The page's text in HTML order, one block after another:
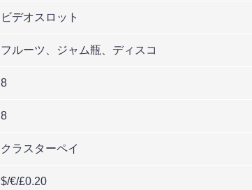
ビデオスロット
フルーツ、ジャム瓶、ディスコ
8
8
クラスターペイ
$/€/£0.20